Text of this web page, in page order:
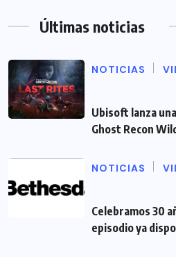
Últimas noticias
NOTICIAS
Ubisoft lanza
Ghost Recon
NOTICIAS
Celebramos 30
episodio ya